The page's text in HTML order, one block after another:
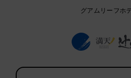
グアムリーフホ